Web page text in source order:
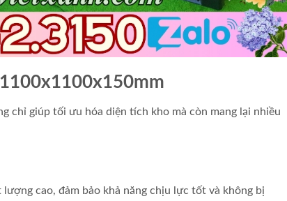
chỉ giúp tối ưu hóa diện tích kho mà còn mang lại nhiều
cao, đảm bảo khả năng chịu lực tốt và không bị